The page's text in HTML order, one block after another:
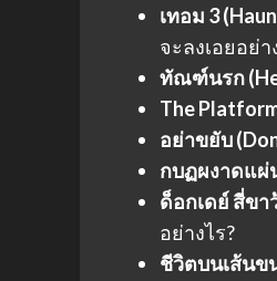
เทอม 3
จะลงเอยอย่า
ทัณฑ์นรก
The
อย่าขยับ
กบฏผงาดแผ่
ด็อกเดย์ สี่ขา
อย่างไร?
ชีวิตบนเส้นข